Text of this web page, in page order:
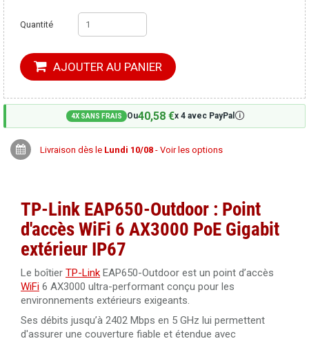
Quantité
AJOUTER AU PANIER
4X SANS FRAIS Ou40,58 €x 4 avec PayPal 🛈
Livraison dès le Lundi 10/08 - Voir les options
TP-Link EAP650-Outdoor : Point
d'accès WiFi 6 AX3000 PoE Gigabit
extérieur IP67
Le boîtier TP-Link EAP650-Outdoor est un point d’accès
WiFi 6 AX3000 ultra-performant conçu pour les
environnements extérieurs exigeants.
Ses débits jusqu’à 2402 Mbps en 5 GHz lui permettent
d'assurer une couverture fiable et étendue avec